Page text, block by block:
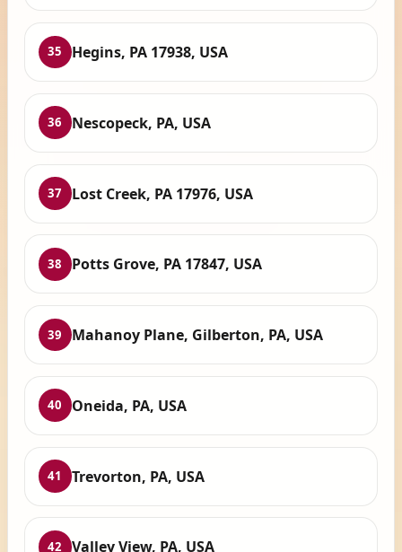
35 Hegins, PA 17938, USA
36 Nescopeck, PA, USA
37 Lost Creek, PA 17976, USA
38 Potts Grove, PA 17847, USA
39 Mahanoy Plane, Gilberton, PA, USA
40 Oneida, PA, USA
41 Trevorton, PA, USA
42 Valley View, PA, USA